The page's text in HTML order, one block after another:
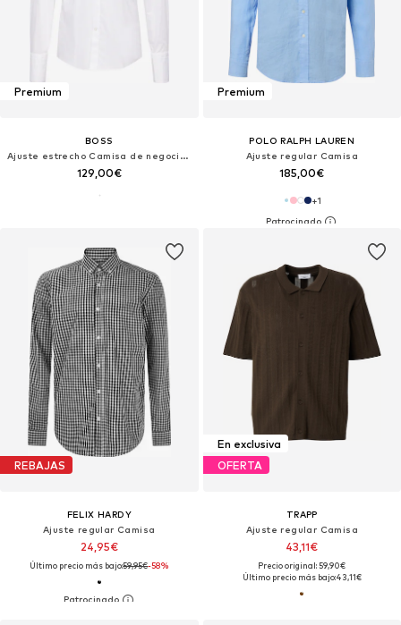
Premium
BOSS
Ajuste estrecho Camisa de negocios 'H-HANK-TUX1'
129,00€
Premium
POLO RALPH LAUREN
Ajuste regular Camisa
185,00€
+1
REBAJAS
FELIX HARDY
Ajuste regular Camisa
24,95€
Último precio más bajo:59,95€-58%
En exclusiva
OFERTA
TRAPP
Ajuste regular Camisa
43,11€
Precio original: 59,90€
Último precio más bajo:43,11€